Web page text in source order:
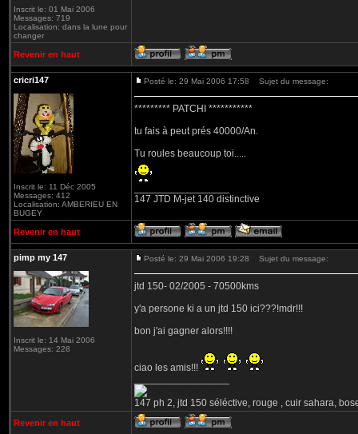
Inscrit le: 01 Mai 2006
Messages: 719
Localisation: dans la lune pour
changer
Revenir en haut
cricri147
Inscrit le: 11 Déc 2005
Messages: 412
Localisation: AMBERIEU EN
BUGEY
Posté le: 29 Mai 2006 17:58 Sujet du message:
********* PATCHI ***********
tu fais à peut prés 40000/An.
Tu roules beaucoup toi.....
147 JTD M-jet 140 distinctive
Revenir en haut
pimp my 147
Inscrit le: 14 Mai 2006
Messages: 228
Posté le: 29 Mai 2006 19:28 Sujet du message:
jtd 150- 02/2005 - 70500kms
y'a persone ki a un jtd 150 ici???!mdr!!!
bon j'ai gagner alors!!!!
ciao les amis!!!
147 ph 2, jtd 150 séléctive, rouge , cuir sahara,
Revenir en haut